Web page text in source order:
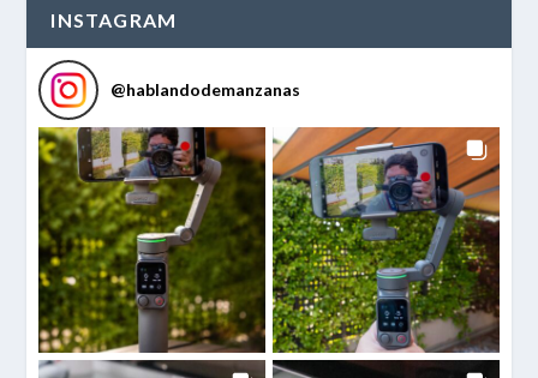
INSTAGRAM
@hablandodemanzanas